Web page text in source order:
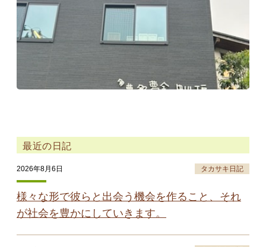
最近の日記
2026年8月6日 タカサキ日記
様々な形で彼らと出会う機会を作ること、それ
が社会を豊かにしていきます。